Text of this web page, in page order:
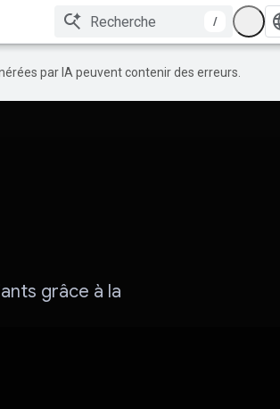
/
par IA peuvent contenir des erreurs.
grâce à la